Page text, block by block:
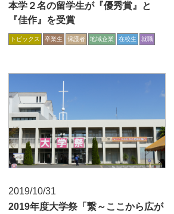
本学２名の留学生が『優秀賞』と
『佳作』を受賞
トピックス 卒業生 保護者 地域企業 在校生 就職
2019/10/31
2019年度大学祭「繋～ここから広が